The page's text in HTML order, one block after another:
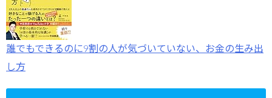
誰でもできるのに9割の人が気づいていない、お金の生み出
し方